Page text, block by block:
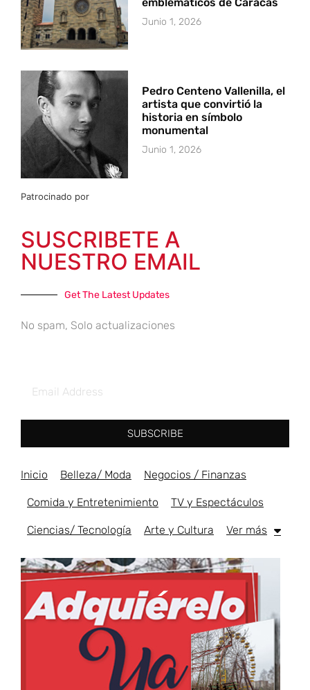
Junio 1, 2026
Pedro Centeno Vallenilla, el
artista que convirtió la
historia en símbolo
monumental
Junio 1, 2026
Patrocinado por
SUSCRIBETE A
NUESTRO EMAIL
Get The Latest Updates
No spam, Solo actualizaciones
SUBSCRIBE
Inicio Belleza/ Moda Negocios / Finanzas
Comida y Entretenimiento TV y Espectáculos
Ciencias/ Tecnología Arte y Cultura Ver más